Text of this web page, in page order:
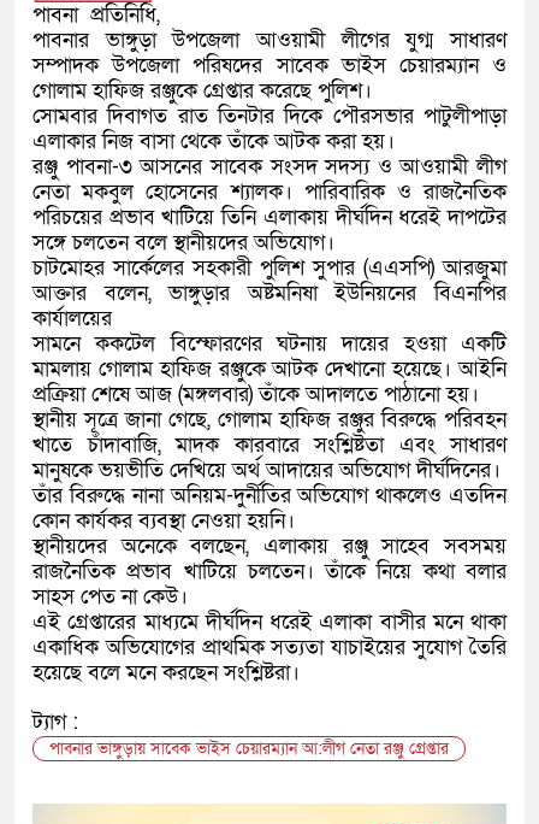
পাবনা প্রতিনিধি,
পাবনার ভাঙ্গুড়া উপজেলা আওয়ামী লীগের যুগ্ম সাধারণ
সম্পাদক উপজেলা পরিষদের সাবেক ভাইস চেয়ারম্যান ও
গোলাম হাফিজ রঞ্জুকে গ্রেপ্তার করেছে পুলিশ।
সোমবার দিবাগত রাত তিনটার দিকে পৌরসভার পাটুলীপাড়া
এলাকার নিজ বাসা থেকে তাঁকে আটক করা হয়।
রঞ্জু পাবনা-৩ আসনের সাবেক সংসদ সদস্য ও আওয়ামী লীগ
নেতা মকবুল হোসেনের শ্যালক। পারিবারিক ও রাজনৈতিক
পরিচয়ের প্রভাব খাটিয়ে তিনি এলাকায় দীর্ঘদিন ধরেই দাপটের
সঙ্গে চলতেন বলে স্থানীয়দের অভিযোগ।
চাটমোহর সার্কেলের সহকারী পুলিশ সুপার (এএসপি) আরজুমা
আক্তার বলেন, ভাঙ্গুড়ার অষ্টমনিষা ইউনিয়নের বিএনপির
কার্যালয়ের
সামনে ককটেল বিস্ফোরণের ঘটনায় দায়ের হওয়া একটি
মামলায় গোলাম হাফিজ রঞ্জুকে আটক দেখানো হয়েছে। আইনি
প্রক্রিয়া শেষে আজ (মঙ্গলবার) তাঁকে আদালতে পাঠানো হয়।
স্থানীয় সূত্রে জানা গেছে, গোলাম হাফিজ রঞ্জুর বিরুদ্ধে পরিবহন
খাতে চাঁদাবাজি, মাদক কারবারে সংশ্লিষ্টতা এবং সাধারণ
মানুষকে ভয়ভীতি দেখিয়ে অর্থ আদায়ের অভিযোগ দীর্ঘদিনের।
তাঁর বিরুদ্ধে নানা অনিয়ম-দুর্নীতির অভিযোগ থাকলেও এতদিন
কোন কার্যকর ব্যবস্থা নেওয়া হয়নি।
স্থানীয়দের অনেকে বলছেন, এলাকায় রঞ্জু সাহেব সবসময়
রাজনৈতিক প্রভাব খাটিয়ে চলতেন। তাঁকে নিয়ে কথা বলার
সাহস পেত না কেউ।
এই গ্রেপ্তারের মাধ্যমে দীর্ঘদিন ধরেই এলাকা বাসীর মনে থাকা
একাধিক অভিযোগের প্রাথমিক সত্যতা যাচাইয়ের সুযোগ তৈরি
হয়েছে বলে মনে করছেন সংশ্লিষ্টরা।
ট্যাগ :
পাবনার ভাঙ্গুড়ায় সাবেক ভাইস চেয়ারম্যান আ:লীগ নেতা রঞ্জু গ্রেপ্তার